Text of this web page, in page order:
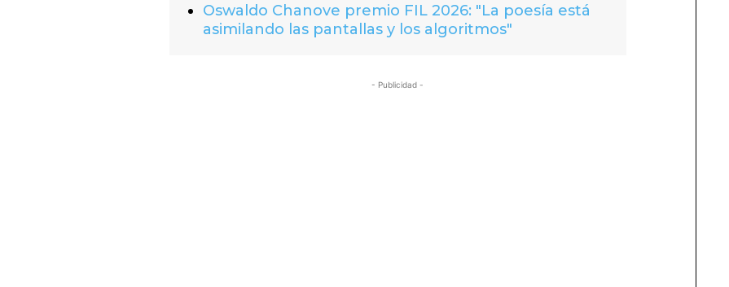
Oswaldo Chanove premio FIL 2026: "La poesía está
asimilando las pantallas y los algoritmos"
- Publicidad -